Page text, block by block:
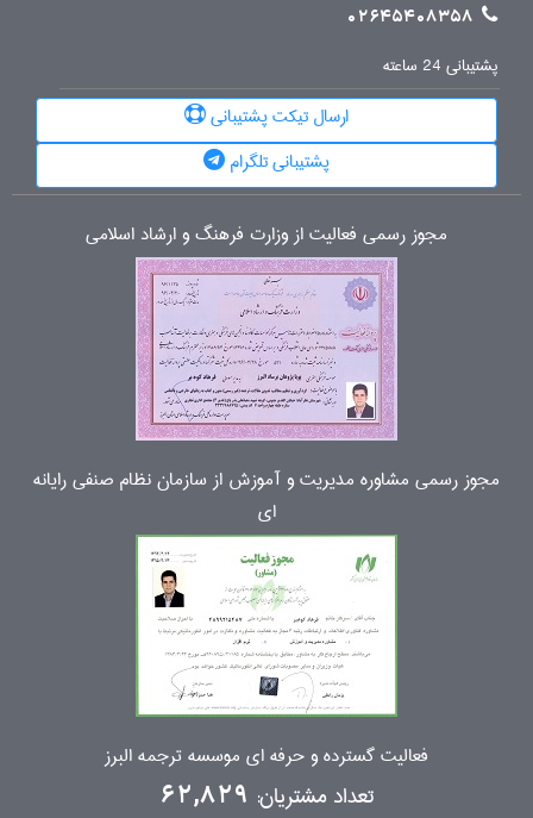
02645408358
پشتیبانی 24 ساعته
ارسال تیکت پشتیبانی
پشتیبانی تلگرام
مجوز رسمی فعالیت از وزارت فرهنگ و ارشاد اسلامی
مجوز رسمی مشاوره مدیریت و آموزش از سازمان نظام صنفی رایانه
ای
فعالیت گسترده و حرفه ای موسسه ترجمه البرز
تعداد مشتریان: 62,829